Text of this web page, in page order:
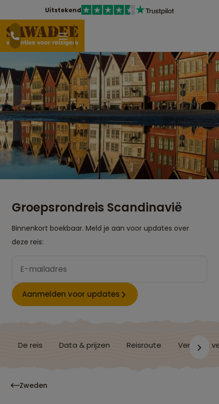
Uitstekend
Groepsrondreis Scandinavië
Binnenkort boekbaar. Meld je aan voor updates over
deze reis:
Aanmelden voor updates
De reis Data & prijzen Reisroute Verblijf &
Zweden